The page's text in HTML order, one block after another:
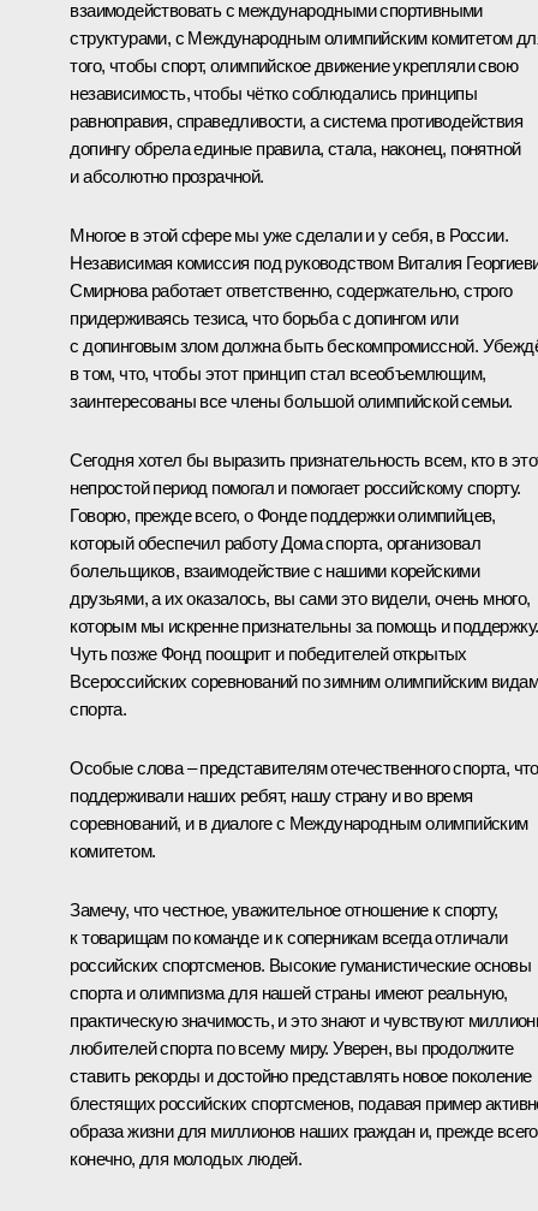
взаимодействовать с международными спортивными
структурами, с Международным олимпийским комитетом
того, чтобы спорт, олимпийское движение укрепляли свою
независимость, чтобы чётко соблюдались принципы
равноправия, справедливости, а система противодействия
допингу обрела единые правила, стала, наконец, понятной
и абсолютно прозрачной.
Многое в этой сфере мы уже сделали и у себя, в России.
Независимая комиссия под руководством Виталия
Смирнова работает ответственно, содержательно, строго
придерживаясь тезиса, что борьба с допингом или
с допинговым злом должна быть бескомпромиссной.
в том, что, чтобы этот принцип стал всеобъемлющим,
заинтересованы все члены большой олимпийской семьи.
Сегодня хотел бы выразить признательность всем, кто в
непростой период помогал и помогает российскому спорту.
Говорю, прежде всего, о Фонде поддержки олимпийцев,
который обеспечил работу Дома спорта, организовал
болельщиков, взаимодействие с нашими корейскими
друзьями, а их оказалось, вы сами это видели, очень много,
которым мы искренне признательны за помощь и поддержку.
Чуть позже Фонд поощрит и победителей открытых
Всероссийских соревнований по зимним олимпийским видам
спорта.
Особые слова – представителям отечественного спорта, что
поддерживали наших ребят, нашу страну и во время
соревнований, и в диалоге с Международным олимпийским
комитетом.
Замечу, что честное, уважительное отношение к спорту,
к товарищам по команде и к соперникам всегда отличали
российских спортсменов. Высокие гуманистические основы
спорта и олимпизма для нашей страны имеют реальную,
практическую значимость, и это знают и чувствуют
любителей спорта по всему миру. Уверен, вы продолжите
ставить рекорды и достойно представлять новое поколение
блестящих российских спортсменов, подавая пример
образа жизни для миллионов наших граждан и, прежде
конечно, для молодых людей.